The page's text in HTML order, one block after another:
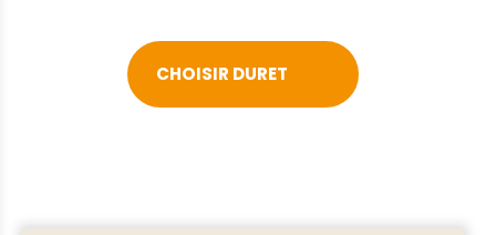
CHOISIR DURET